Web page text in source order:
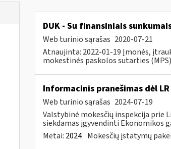
DUK - Su finansiniais
Web turinio sąrašas 2020-07-21
Atnaujinta: 2022-01-19 Įmonės,
mokestinės paskolos sutarties
Informacinis pranešimas dėl LR
Web turinio sąrašas 2024-07-19
Valstybinė mokesčių inspekcija prie
siekdamas įgyvendinti Ekonomikos
Metai: 2024 Mokesčių įstatymų